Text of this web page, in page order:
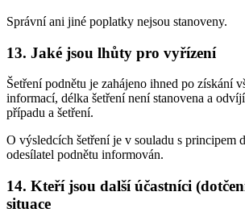
Správní ani jiné poplatky nejsou stanoveny.
13. Jaké jsou lhůty pro vyřízení
Šetření podnětu je zahájeno ihned po získání
informací, délka šetření není stanovena a
případu a šetření.
O výsledcích šetření je v souladu s principem
odesílatel podnětu informován.
14. Kteří jsou další účastníci
situace